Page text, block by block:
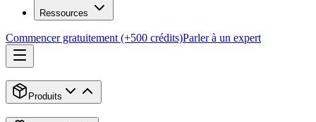
Ressources
Commencer gratuitement (+500 crédits)Parler à un expert
Produits